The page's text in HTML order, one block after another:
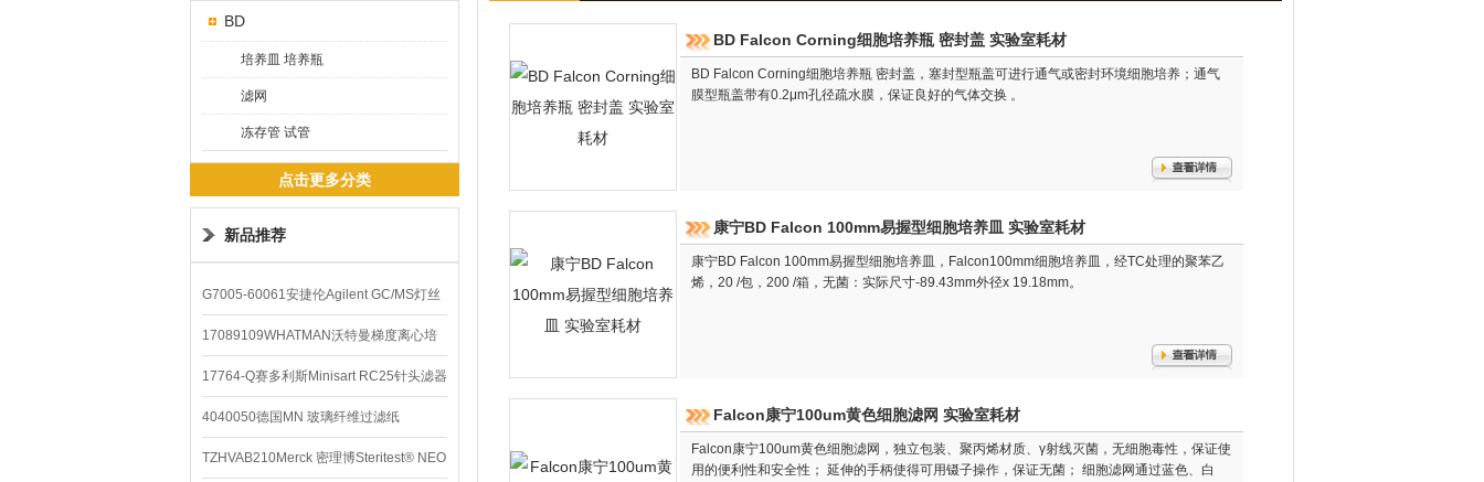
BD
培养皿 培养瓶
滤网
冻存管 试管
点击更多分类
新品推荐
G7005-60061安捷伦Agilent GC/MS灯丝
配件
17089109WHATMAN沃特曼梯度离心培
养基
17764-Q赛多利斯Minisart RC25针头滤器
4040050德国MN 玻璃纤维过滤纸
TZHVAB210Merck 密理博Steritest® NEO
BD Falcon Corning细胞培养瓶 密封盖 实验室耗材
BD Falcon Corning细胞培养瓶 密封盖，塞封型瓶盖可进行通气或密封环境细胞培养；通气
膜型瓶盖带有0.2μm孔径疏水膜，保证良好的气体交换 。
康宁BD Falcon 100mm易握型细胞培养皿 实验室耗材
康宁BD Falcon 100mm易握型细胞培养皿，Falcon100mm细胞培养皿，经TC处理的聚苯乙
烯，20 /包，200 /箱，无菌：实际尺寸-89.43mm外径x 19.18mm。
Falcon康宁100um黄色细胞滤网 实验室耗材
Falcon康宁100um黄色细胞滤网，独立包装、聚丙烯材质、γ射线灭菌，无细胞毒性，保证使
用的便利性和安全性； 延伸的手柄使得可用镊子操作，保证无菌； 细胞滤网通过蓝色、白